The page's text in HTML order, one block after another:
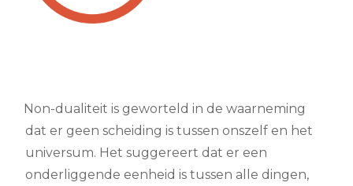
Non-dualiteit is geworteld in de waarneming
dat er geen scheiding is tussen onszelf en het
universum. Het suggereert dat er een
onderliggende eenheid is tussen alle dingen,